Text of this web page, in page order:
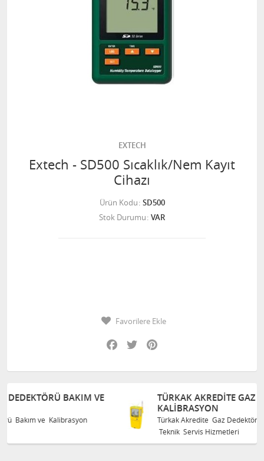
EXTECH
Extech - SD500 Sıcaklık/Nem Kayıt
Cihazı
Ürün Kodu SD500
Stok Durumu VAR
Favorilere Ekle
Facebook
Twitter
VE
TÜRKAK AKREDITE GAZ DEDEKTÖRÜ BAKIM VE
Türkak Akredite Gaz Dedektörü Bakım ve Kalibrasyon
Teknik Servis Hizmetleri